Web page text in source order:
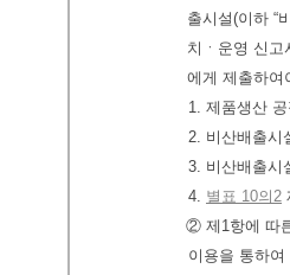
출시설(이하 “
치ㆍ운영 신
에게 제출하
1. 제품생산
2. 비산배출시
3. 비산배출시
4. 별표 10의2
② 제1항에 따
이용을 통하여